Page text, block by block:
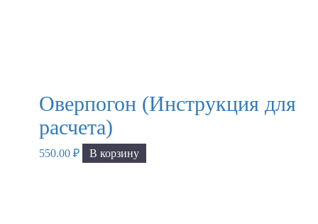
Оверпогон (Инструкция для
расчета)
550.00 ₽ В корзину